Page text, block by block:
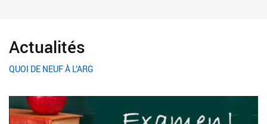
Actualités
QUOI DE NEUF À L’ARG